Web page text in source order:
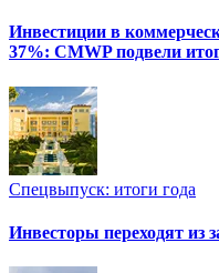
Инвестиции в
37%: CMWP подвели
Спецвыпуск: итоги года
Инвесторы переходят из